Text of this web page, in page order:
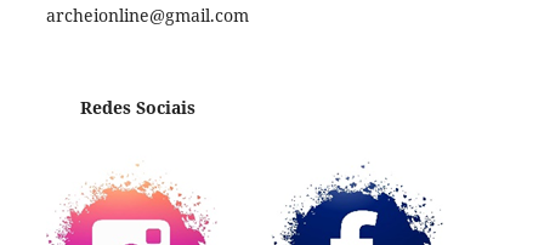
archeionline@gmail.com
Redes Sociais